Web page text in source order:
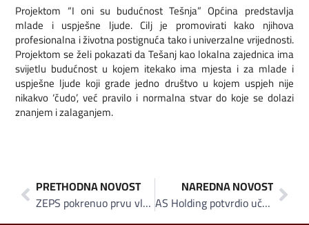
Projektom “I oni su budućnost Tešnja” Općina predstavlja
mlade i uspješne ljude. Cilj je promovirati kako njihova
profesionalna i životna postignuća tako i univerzalne vrijednosti.
Projektom se želi pokazati da Tešanj kao lokalna zajednica ima
svijetlu budućnost u kojem itekako ima mjesta i za mlade i
uspješne ljude koji grade jedno društvo u kojem uspjeh nije
nikakvo ‘čudo’, već pravilo i normalna stvar do koje se dolazi
znanjem i zalaganjem.
PRETHODNA NOVOST
ZEPS pokrenuo prvu vlastitu digitalnu poslovnu platformu, izlagači mogu ostvariti B2B kontakt i prije održavanja sajma
NAREDNA NOVOST
AS Holding potvrdio učešće na Generalnom BH sajmu ZEPS 2024